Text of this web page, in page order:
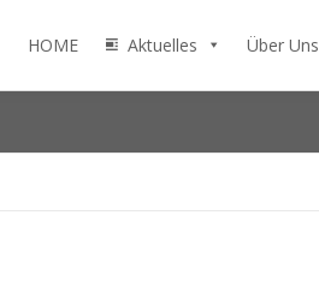
HOME Aktuelles Über Uns